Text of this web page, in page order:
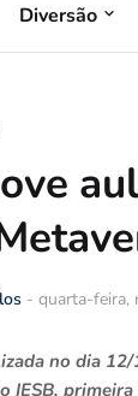
Diversão
- quarta-feira,
no dia
IESB,